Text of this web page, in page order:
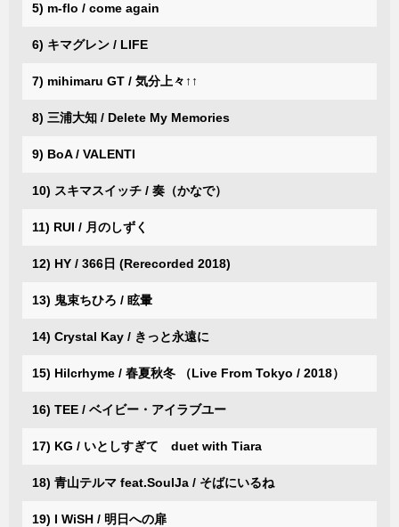
5) m-flo / come again
6) キマグレン / LIFE
7) mihimaru GT / 気分上々↑↑
8) 三浦大知 / Delete My Memories
9) BoA / VALENTI
10) スキマスイッチ / 奏（かなで）
11) RUI / 月のしずく
12) HY / 366日 (Rerecorded 2018)
13) 鬼束ちひろ / 眩暈
14) Crystal Kay / きっと永遠に
15) Hilcrhyme / 春夏秋冬 （Live From Tokyo / 2018）
16) TEE / ベイビー・アイラブユー
17) KG / いとしすぎて duet with Tiara
18) 青山テルマ feat.SoulJa / そばにいるね
19) I WiSH / 明日への扉